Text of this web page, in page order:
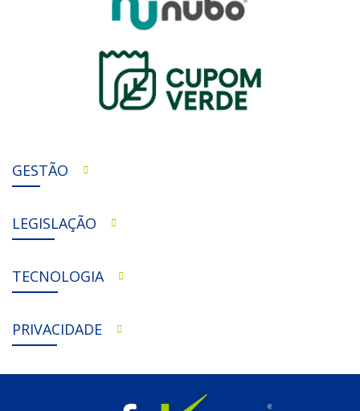
GESTÃO
LEGISLAÇÃO
TECNOLOGIA
PRIVACIDADE